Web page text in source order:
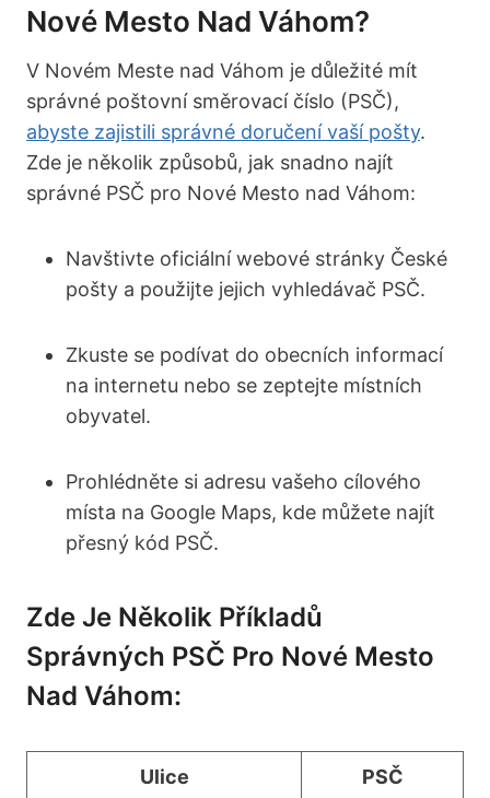
Nové Mesto Nad⁣ Váhom?
V ‍Novém Meste nad Váhom je důležité mít
správné⁣ poštovní směrovací číslo (PSČ),
abyste‍ zajistili správné doručení vaší pošty.‌
Zde je‍ několik způsobů, jak snadno najít
správné PSČ pro ⁢Nové Mesto nad Váhom:
Navštivte oficiální webové​ stránky České‍
pošty⁣ a použijte⁤ jejich vyhledávač PSČ.
Zkuste se podívat do ‌obecních informací
‍na internetu⁢ nebo ⁤se zeptejte místních
obyvatel.
Prohlédněte si adresu vašeho cílového
⁢místa‍ na Google Maps,⁣ kde můžete‌ najít
přesný kód PSČ.
Zde Je Několik Příkladů
Správných PSČ Pro Nové Mesto
Nad Váhom:
Ulice PSČ